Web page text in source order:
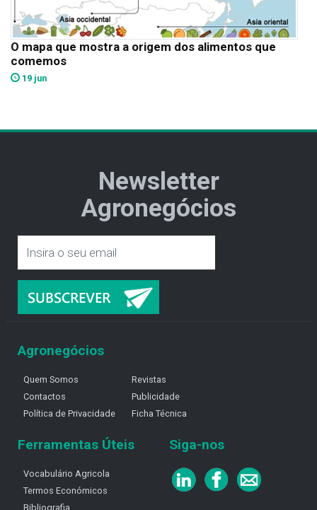
O mapa que mostra a origem dos alimentos que
comemos
19 jun
Newsletter
Agronegócios
Agronegócios
Quem Somos
Contactos
Política de Privacidade
Revistas
Publicidade
Ficha Técnica
Ferramentas Úteis
Vocabulário Agricola
Termos Económicos
Bibliografia
Siga-nos